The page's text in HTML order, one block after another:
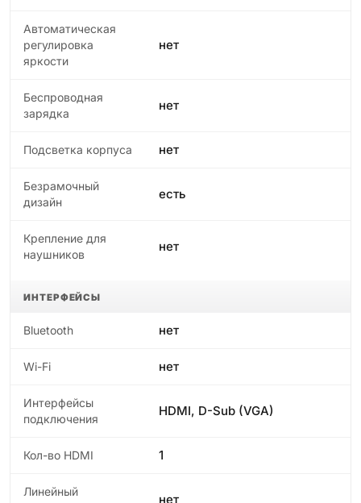
Автоматическая
регулировка
яркости
нет
Беспроводная
зарядка
нет
Подсветка корпуса нет
Безрамочный
дизайн
есть
Крепление для
наушников
нет
ИНТЕРФЕЙСЫ
Bluetooth нет
Wi-Fi нет
Интерфейсы
подключения
HDMI, D-Sub (VGA)
Кол-во HDMI 1
Линейный
нет